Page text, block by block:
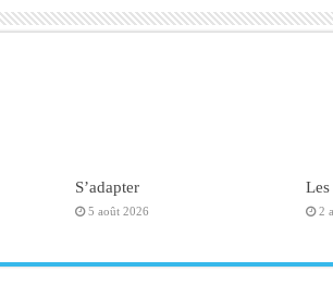
S’adapter
5 août 2026 2